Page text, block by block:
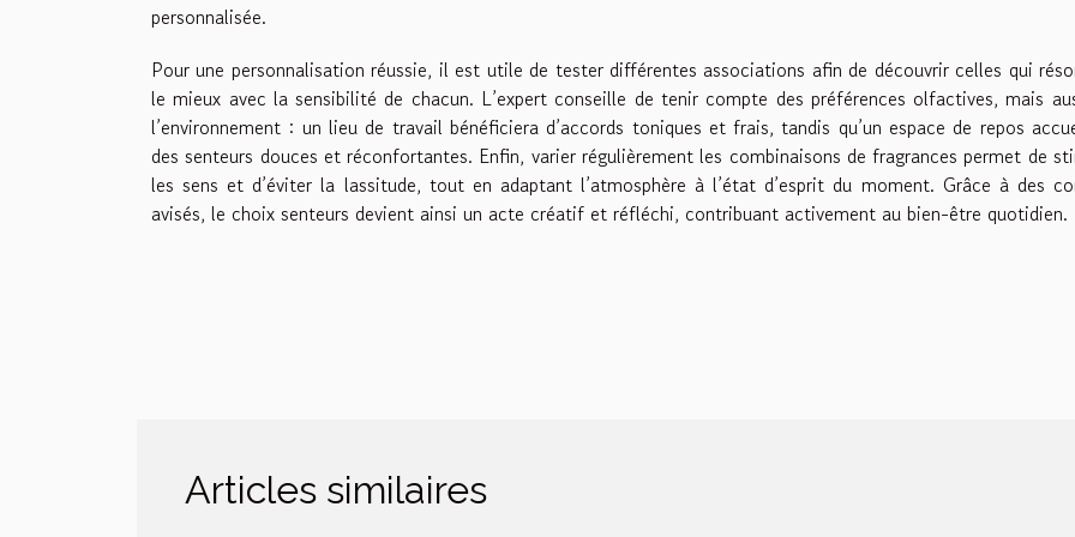
personnalisée.
Pour une personnalisation réussie, il est utile de tester différentes associations afin de découvrir celles qui
le mieux avec la sensibilité de chacun. L’expert conseille de tenir compte des préférences olfactives, mais
l’environnement : un lieu de travail bénéficiera d’accords toniques et frais, tandis qu’un espace de repos
des senteurs douces et réconfortantes. Enfin, varier régulièrement les combinaisons de fragrances permet de
les sens et d’éviter la lassitude, tout en adaptant l’atmosphère à l’état d’esprit du moment. Grâce à des
avisés, le choix senteurs devient ainsi un acte créatif et réfléchi, contribuant activement au bien-être quotidien.
Articles similaires